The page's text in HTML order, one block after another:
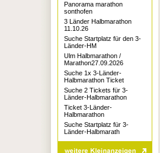
Panorama marathon
sonthofen
3 Länder Halbmarathon
11.10.26
Suche Startplatz für den 3-
Länder-HM
Ulm Halbmarathon /
Marathon27.09.2026
Suche 1x 3-Länder-
Halbmarathon Ticket
Suche 2 Tickets für 3-
Länder-Halbmarathon
Ticket 3-Länder-
Halbmarathon
Suche Startplatz für 3-
Länder-Halbmarath